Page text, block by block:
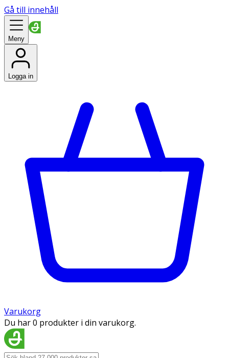
Gå till innehåll
Meny
Logga in
Varukorg
Du har 0 produkter i din varukorg.